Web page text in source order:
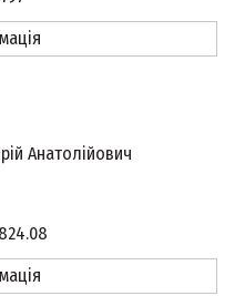
Анатолійович